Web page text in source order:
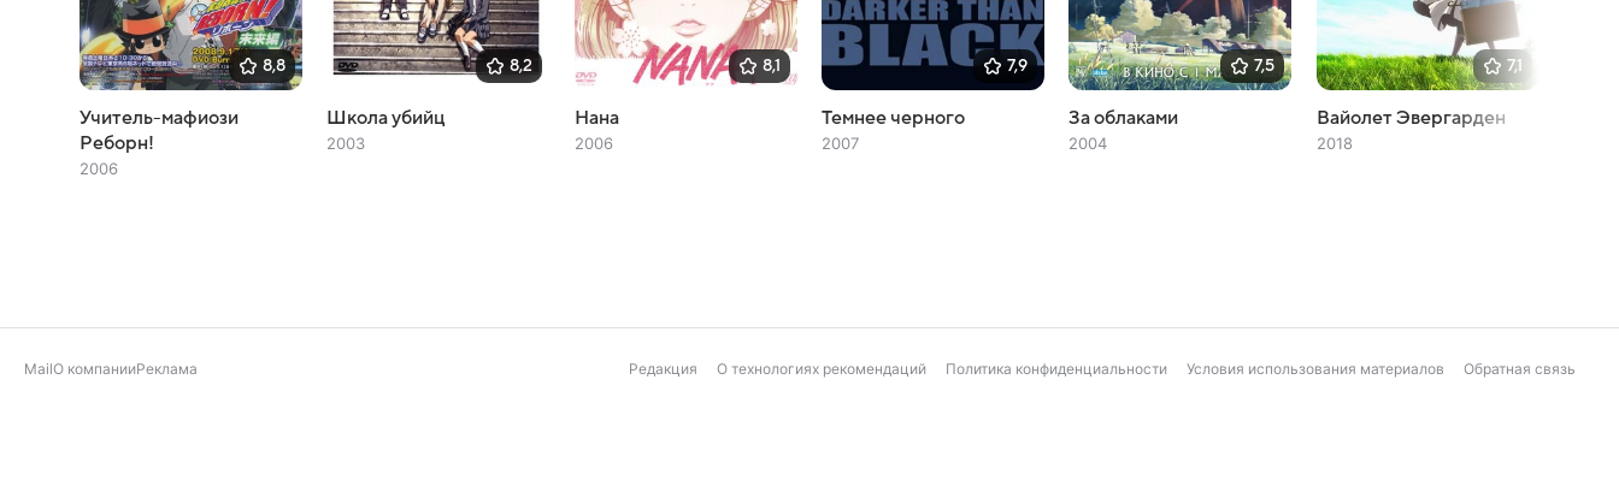
8,8
Учитель-мафиози
Реборн!
2006
8,2
Школа убийц
2003
8,1
Нана
2006
7,9
Темнее черного
2007
7,5
За облаками
2004
7,1
Вайолет Эвергарден
2018
MailО компанииРеклама Редакция О технологиях рекомендаций Политика конфиденциальности Условия использования материалов Обратная связь